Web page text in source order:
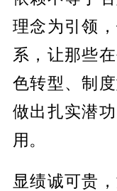
理念为引领
系，让那些
色转型、制
做出扎实潜
用。
显绩诚可贵